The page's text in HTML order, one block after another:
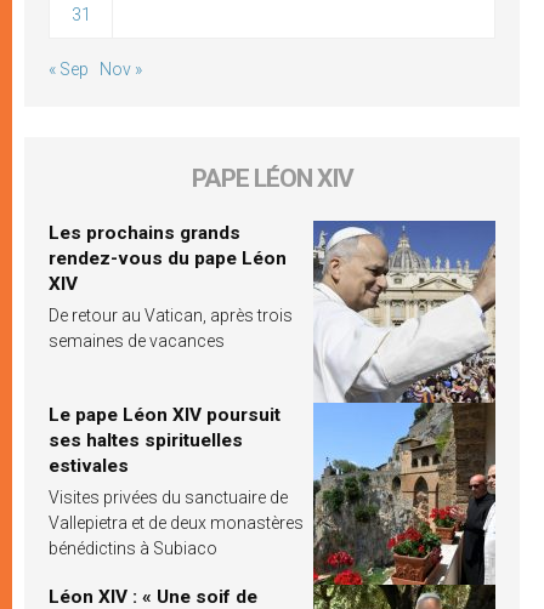
31
« Sep Nov »
PAPE LÉON XIV
Les prochains grands
rendez-vous du pape Léon
XIV
De retour au Vatican, après trois
semaines de vacances
Le pape Léon XIV poursuit
ses haltes spirituelles
estivales
Visites privées du sanctuaire de
Vallepietra et de deux monastères
bénédictins à Subiaco
Léon XIV : « Une soif de